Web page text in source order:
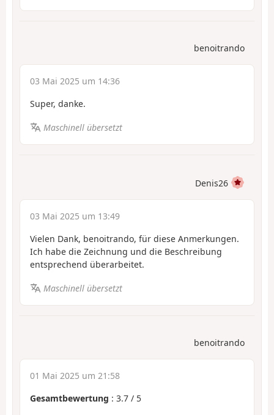
benoitrando
03 Mai 2025 um 14:36
Super, danke.
Maschinell übersetzt
Denis26
03 Mai 2025 um 13:49
Vielen Dank, benoitrando, für diese Anmerkungen.
Ich habe die Zeichnung und die Beschreibung
entsprechend überarbeitet.
Maschinell übersetzt
benoitrando
01 Mai 2025 um 21:58
Gesamtbewertung : 3.7 / 5